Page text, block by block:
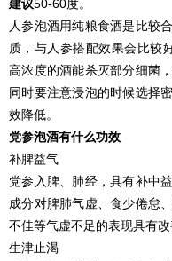
建议50-60度。
人参泡酒用纯粮食酒是比较
质，与人参搭配效果会比较
高浓度的酒能杀灭部分细菌
同时要注意浸泡的时候选择
效降低。
党参泡酒有什么功效
补脾益气
党参入脾、肺经，具有补中
成分对脾肺气虚、食少倦怠
不佳等气虚不足的表现具有改
生津止渴